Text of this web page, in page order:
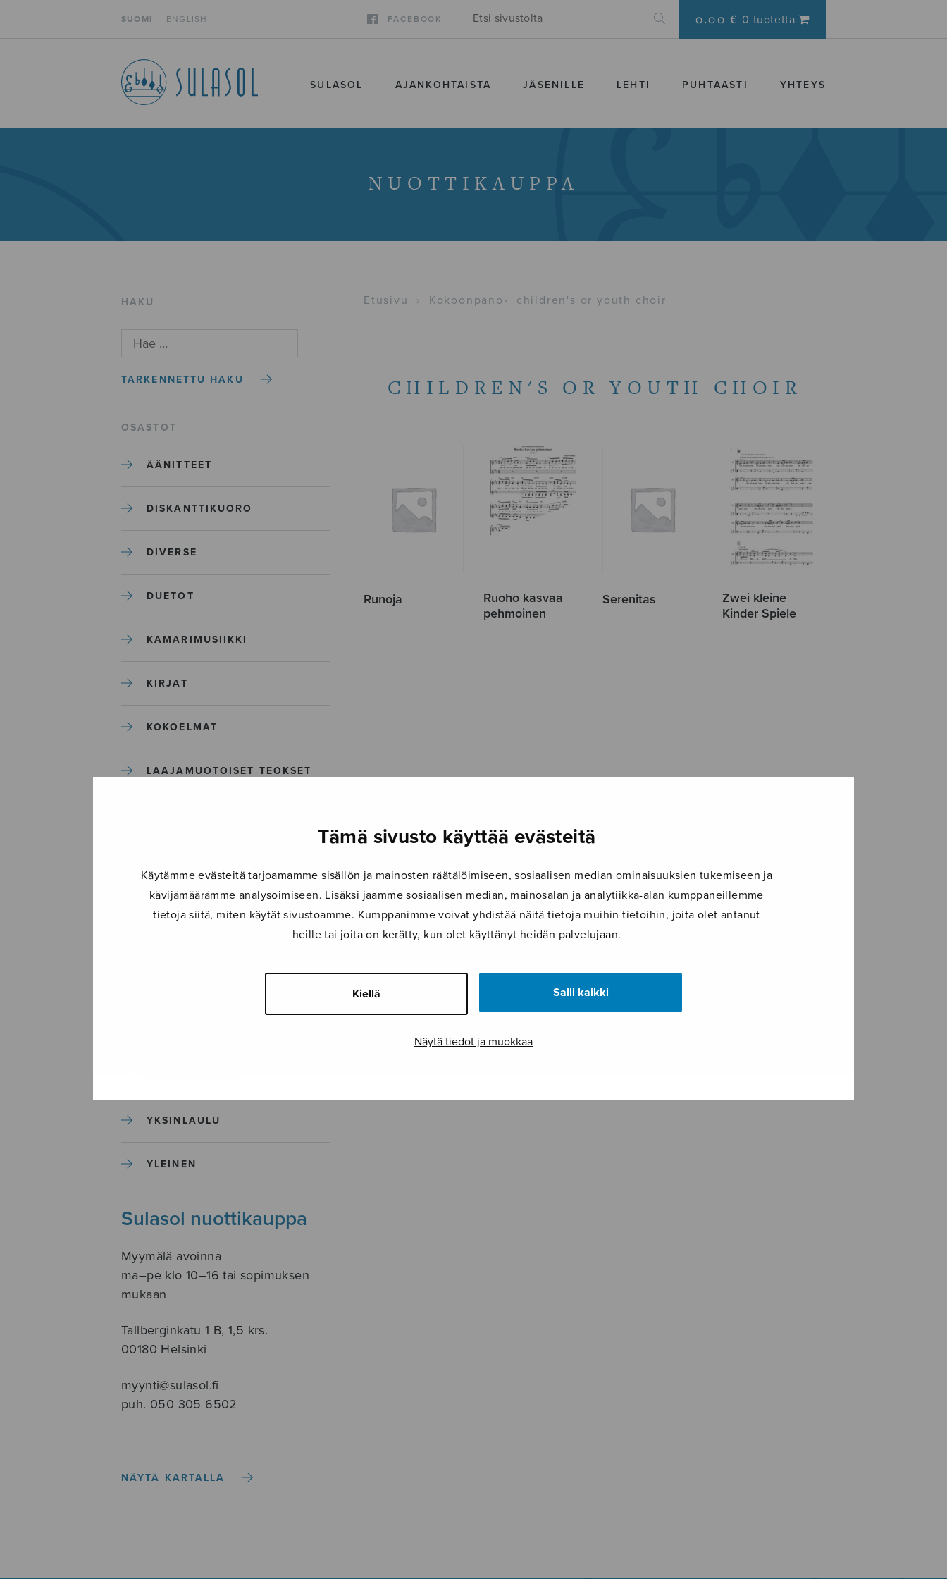
Tämä sivusto käyttää evästeitä
Käytämme evästeitä tarjoamamme sisällön ja mainosten räätälöimiseen, sosiaalisen median ominaisuuksien tukemiseen ja
kävijämäärämme analysoimiseen. Lisäksi jaamme sosiaalisen median, mainosalan ja analytiikka-alan kumppaneillemme
tietoja siitä, miten käytät sivustoamme. Kumppanimme voivat yhdistää näitä tietoja muihin tietoihin, joita olet antanut
heille tai joita on kerätty, kun olet käyttänyt heidän palvelujaan.
Kiellä Salli kaikki
Näytä tiedot ja muokkaa
SUOMI ENGLISH FACEBOOK 0.00 € 0 tuotetta
SULASOL AJANKOHTAISTA JÄSENILLE LEHTI PUHTAASTI YHTEYS
NUOTTIKAUPPA
HAKU
TARKENNETTU HAKU
OSASTOT
ÄÄNITTEET
DISKANTTIKUORO
DIVERSE
DUETOT
KAMARIMUSIIKKI
KIRJAT
KOKOELMAT
LAAJAMUOTOISET TEOKSET
MUUT
YKSINLAULU
YLEINEN
Sulasol nuottikauppa
Myymälä avoinna
ma–pe klo 10–16 tai sopimuksen
mukaan
Tallberginkatu 1 B, 1,5 krs.
00180 Helsinki
myynti@sulasol.fi
puh. 050 305 6502
NÄYTÄ KARTALLA
Etusivu › Kokoonpano › children's or youth choir
CHILDREN'S OR YOUTH CHOIR
Runoja
Ruoho kasvaa
pehmoinen
Serenitas
Zwei kleine
Kinder Spiele